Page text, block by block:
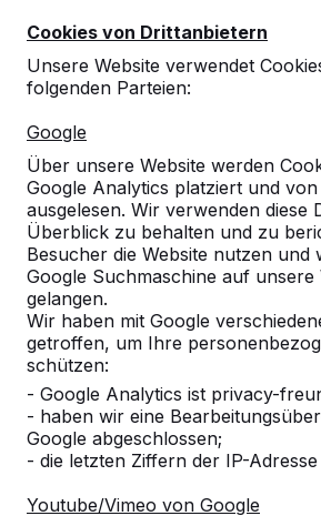
Cookies von Drittanbietern
Unsere Website verwendet
folgenden Parteien:
Google
Über unsere Website werden
Google Analytics platziert und von
ausgelesen. Wir verwenden diese
Überblick zu behalten und zu
Besucher die Website nutzen und
Google Suchmaschine auf unsere
gelangen.
Wir haben mit Google
getroffen, um Ihre
schützen:
- Google Analytics ist privacy-
- haben wir eine
Google abgeschlossen;
- die letzten Ziffern der IP-
Youtube/Vimeo von Google
Referenzen
Unsere Produkte finden Sie in
und darüber hinaus. Sehen Sie
ein HeBlad-Produkt in Ihrer
Produkt
Alles anzeigen
Kategorie
Alles anzeigen
Ort oder Postleitzahl suchen